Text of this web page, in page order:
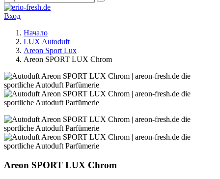
Вход
Начало
LUX Autoduft
Areon Sport Lux
Areon SPORT LUX Chrom
Areon SPORT LUX Chrom